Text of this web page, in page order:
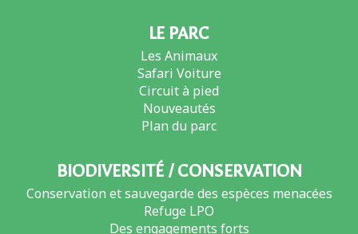
LE PARC
Les Animaux
Safari Voiture
Circuit à pied
Nouveautés
Plan du parc
BIODIVERSITÉ / CONSERVATION
Conservation et sauvegarde des espèces menacées
Refuge LPO
Des engagements forts